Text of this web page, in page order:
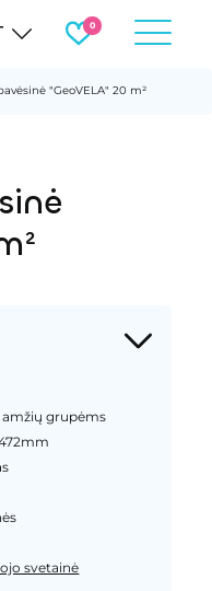
"GeoVELA" 20 m²
amžių grupėms
svetainė